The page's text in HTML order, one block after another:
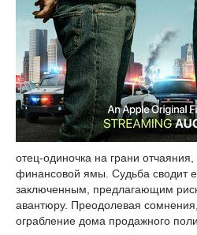
отец-одиночка на грани
финансовой ямы. Судьба сводит
заключенным, предлагающим
авантюру. Преодолевая
ограбление дома продажного